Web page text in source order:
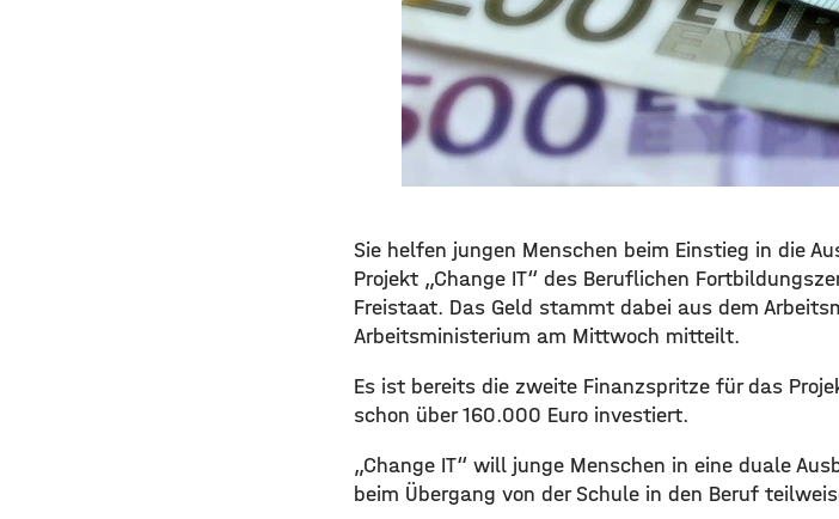
Sie helfen jungen Menschen beim Einstieg in die
Projekt „Change IT“ des Beruflichen
Freistaat. Das Geld stammt dabei aus dem
Arbeitsministerium am Mittwoch mitteilt.
Es ist bereits die zweite Finanzspritze für das
schon über 160.000 Euro investiert.
„Change IT“ will junge Menschen in eine duale
beim Übergang von der Schule in den Beruf